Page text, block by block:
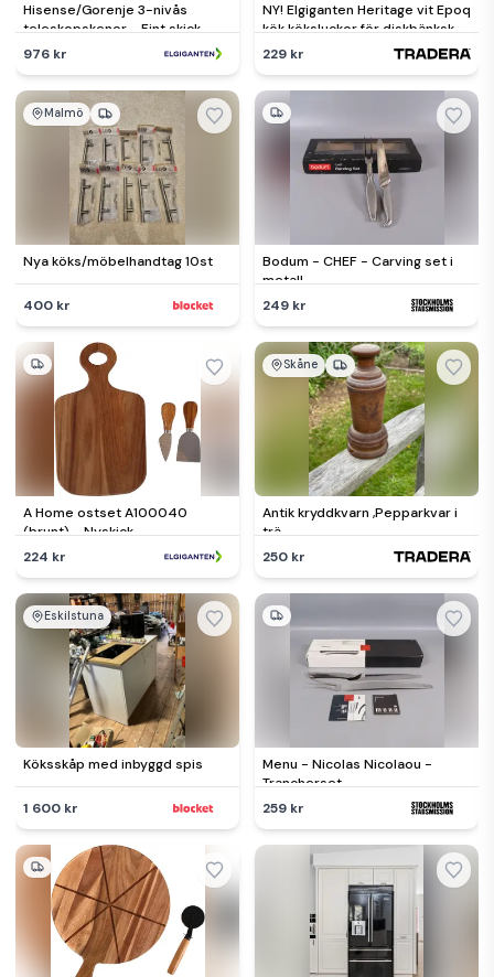
Hisense/Gorenje 3-nivås
teleskopskenor - Fint skick -
lite slitage
976 kr
NY! Elgiganten Heritage vit Epoq
kök köksluckor för diskbänkskåp
Nypris 1800 kr
229 kr
Malmö
Nya köks/möbelhandtag 10st
400 kr
Bodum - CHEF - Carving set i
metall
249 kr
A Home ostset A100040
(brunt) - Nyskick -
originalförpackning saknas
224 kr
Skåne
Antik kryddkvarn ,Pepparkvar i
trä
250 kr
Eskilstuna
Köksskåp med inbyggd spis
1 600 kr
Menu - Nicolas Nicolaou -
Trancherset
259 kr